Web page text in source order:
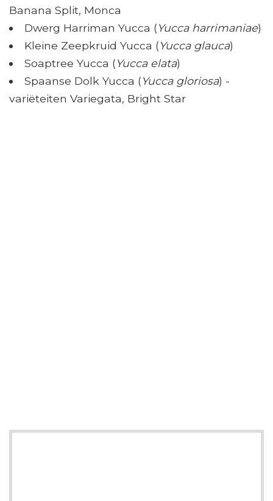
Banana Split, Monca
Dwerg Harriman Yucca (Yucca harrimaniae)
Kleine Zeepkruid Yucca (Yucca glauca)
Soaptree Yucca (Yucca elata)
Spaanse Dolk Yucca (Yucca gloriosa) -
variëteiten Variegata, Bright Star